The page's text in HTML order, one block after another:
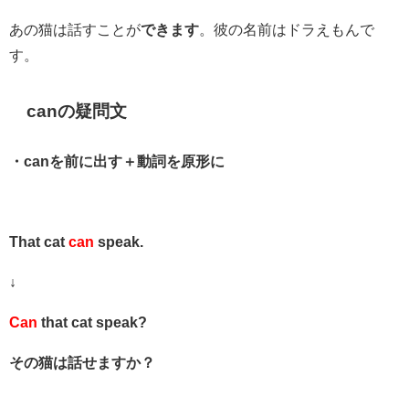
あの猫は話すことができます。彼の名前はドラえもんで
す。
canの疑問文
・ canを前に出す ＋動詞を原形に
That cat can speak.
↓
Can that cat speak?
その猫は話せますか？